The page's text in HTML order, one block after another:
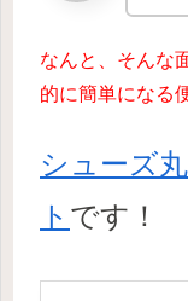
なんと、そんな
的に簡単になる
シューズ
ト です！